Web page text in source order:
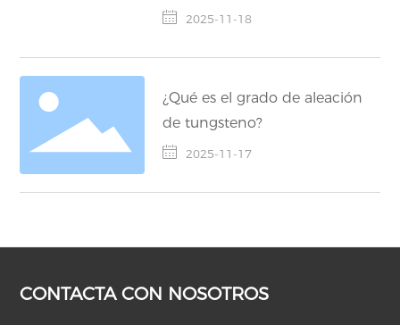
2025-11-18
¿Qué es el grado de aleación
de tungsteno?
2025-11-17
CONTACTA CON NOSOTROS